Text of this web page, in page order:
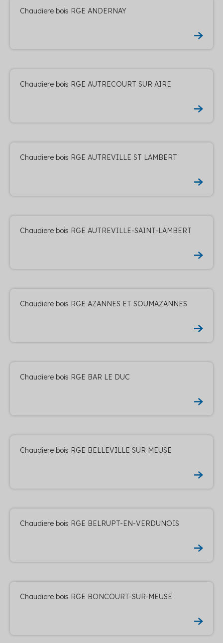
Chaudiere bois RGE ANDERNAY
Chaudiere bois RGE AUTRECOURT SUR AIRE
Chaudiere bois RGE AUTREVILLE ST LAMBERT
Chaudiere bois RGE AUTREVILLE-SAINT-LAMBERT
Chaudiere bois RGE AZANNES ET SOUMAZANNES
Chaudiere bois RGE BAR LE DUC
Chaudiere bois RGE BELLEVILLE SUR MEUSE
Chaudiere bois RGE BELRUPT-EN-VERDUNOIS
Chaudiere bois RGE BONCOURT-SUR-MEUSE